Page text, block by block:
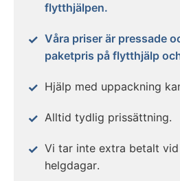
flytthjälpen.
Våra priser är pressade
paketpris på flytthjälp
Hjälp med uppackning
Alltid tydlig prissättning.
Vi tar inte extra betalt
helgdagar.